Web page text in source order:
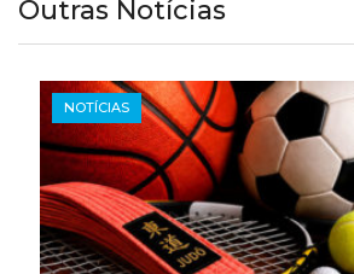
Outras Notícias
NOTÍCIAS